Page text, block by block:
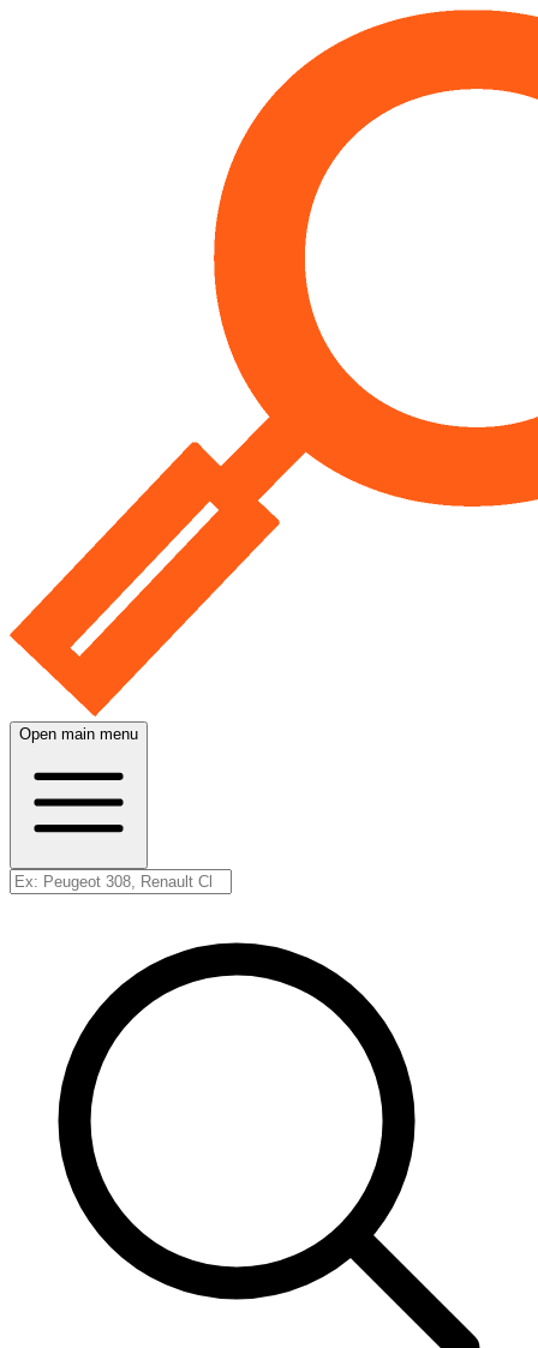
Open main menu